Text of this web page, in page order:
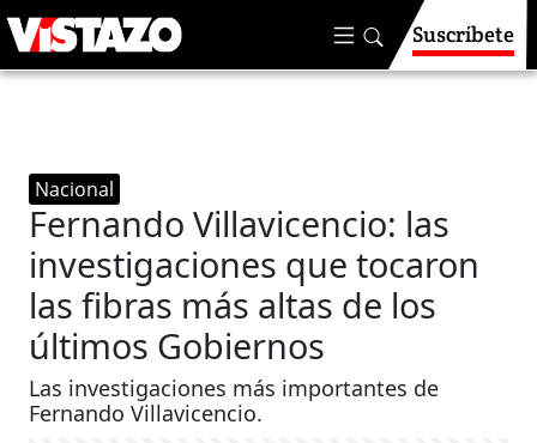
Suscríbete
Nacional
Fernando Villavicencio: las
investigaciones que tocaron
las fibras más altas de los
últimos Gobiernos
Las investigaciones más importantes de
Fernando Villavicencio.